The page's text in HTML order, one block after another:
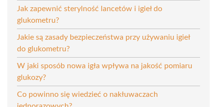
Jak zapewnić sterylność lancetów i igieł do
glukometru?
Jakie są zasady bezpieczeństwa przy używaniu igieł
do glukometru?
W jaki sposób nowa igła wpływa na jakość pomiaru
glukozy?
Co powinno się wiedzieć o nakłuwaczach